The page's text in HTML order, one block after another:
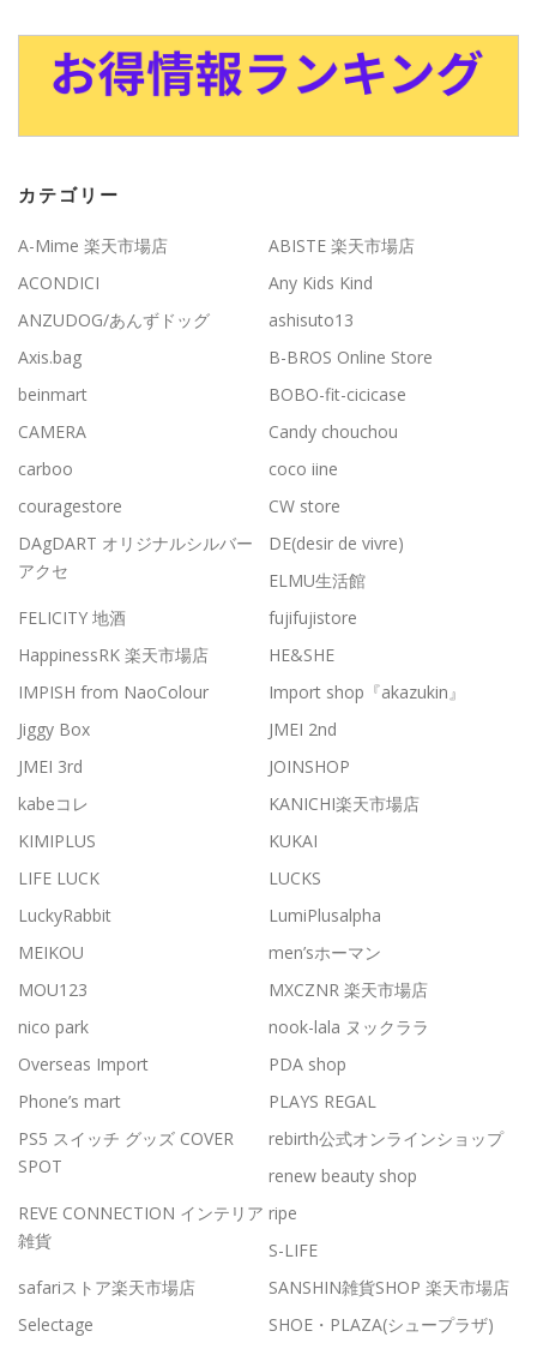
カテゴリー
A-Mime 楽天市場店
ABISTE 楽天市場店
ACONDICI
Any Kids Kind
ANZUDOG/あんずドッグ
ashisuto13
Axis.bag
B-BROS Online Store
beinmart
BOBO-fit-cicicase
CAMERA
Candy chouchou
carboo
coco iine
couragestore
CW store
DAgDART オリジナルシルバー
アクセ
DE(desir de vivre)
ELMU生活館
FELICITY 地酒
fujifujistore
HappinessRK 楽天市場店
HE&SHE
IMPISH from NaoColour
Import shop『akazukin』
Jiggy Box
JMEI 2nd
JMEI 3rd
JOINSHOP
kabeコレ
KANICHI楽天市場店
KIMIPLUS
KUKAI
LIFE LUCK
LUCKS
LuckyRabbit
LumiPlusalpha
MEIKOU
men’sホーマン
MOU123
MXCZNR 楽天市場店
nico park
nook-lala ヌックララ
Overseas Import
PDA shop
Phone’s mart
PLAYS REGAL
PS5 スイッチ グッズ COVER
SPOT
rebirth公式オンラインショップ
renew beauty shop
REVE CONNECTION インテリア
雑貨
ripe
S-LIFE
safariストア楽天市場店
SANSHIN雑貨SHOP 楽天市場店
Selectage
SHOE・PLAZA(シュープラザ)